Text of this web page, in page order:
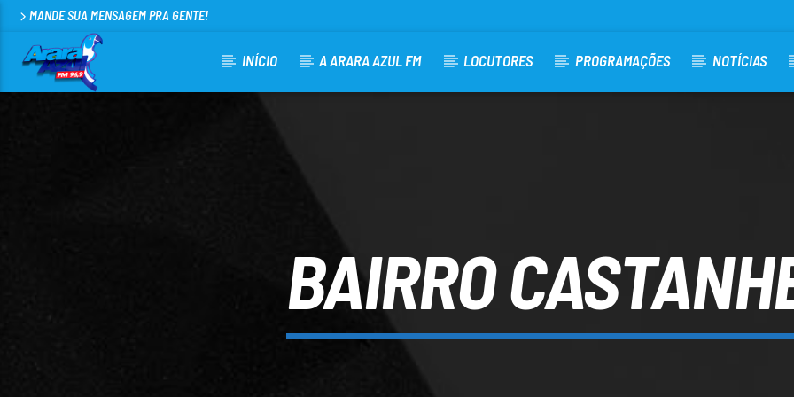
MANDE SUA MENSAGEM PRA GENTE!
INÍCIO A ARARA AZUL FM LOCUTORES PROGRAMAÇÕES NOTÍCIAS
BAIRRO